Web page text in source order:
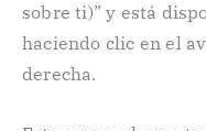
sobre ti)” y está
haciendo clic en el
derecha.